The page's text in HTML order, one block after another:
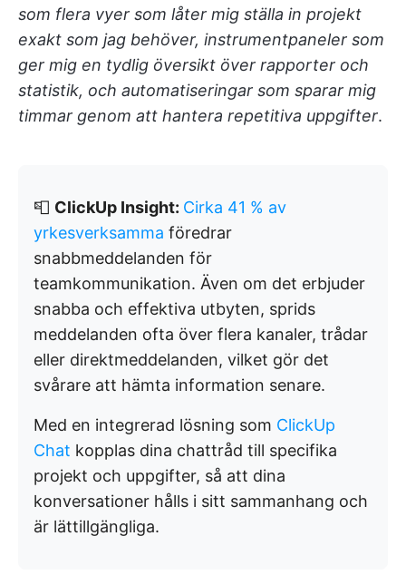
som flera vyer som låter mig ställa in projekt
exakt som jag behöver, instrumentpaneler som
ger mig en tydlig översikt över rapporter och
statistik, och automatiseringar som sparar mig
timmar genom att hantera repetitiva uppgifter.
📮 ClickUp Insight: Cirka 41 % av
yrkesverksamma föredrar
snabbmeddelanden för
teamkommunikation. Även om det erbjuder
snabba och effektiva utbyten, sprids
meddelanden ofta över flera kanaler, trådar
eller direktmeddelanden, vilket gör det
svårare att hämta information senare.
Med en integrerad lösning som ClickUp
Chat kopplas dina chattråd till specifika
projekt och uppgifter, så att dina
konversationer hålls i sitt sammanhang och
är lättillgängliga.